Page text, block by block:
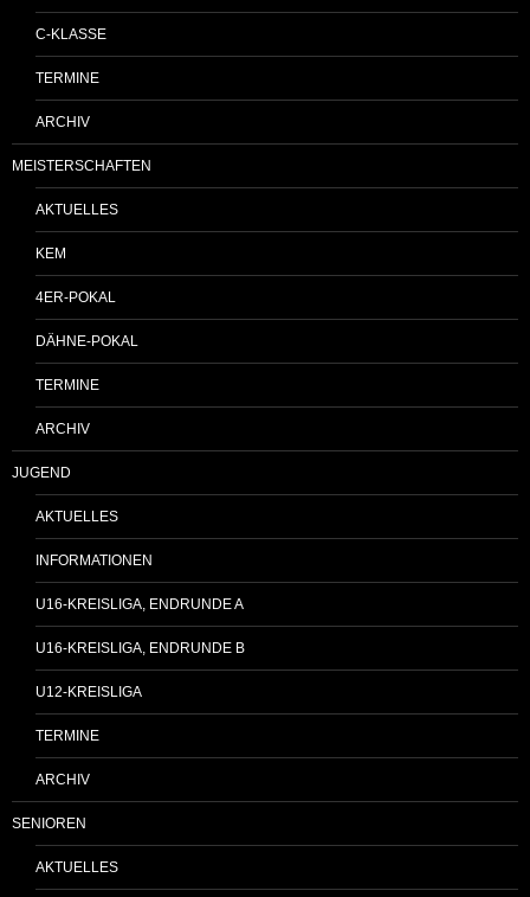
C-KLASSE
TERMINE
ARCHIV
MEISTERSCHAFTEN
AKTUELLES
KEM
4ER-POKAL
DÄHNE-POKAL
TERMINE
ARCHIV
JUGEND
AKTUELLES
INFORMATIONEN
U16-KREISLIGA, ENDRUNDE A
U16-KREISLIGA, ENDRUNDE B
U12-KREISLIGA
TERMINE
ARCHIV
SENIOREN
AKTUELLES